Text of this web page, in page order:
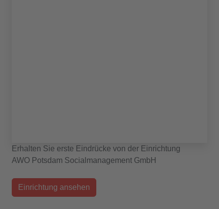
Erhalten Sie erste Eindrücke von der Einrichtung
AWO Potsdam Socialmanagement GmbH
Einrichtung ansehen